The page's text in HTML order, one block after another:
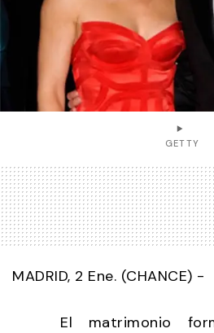
GETTY
MADRID, 2 Ene. (CHANCE) -
El matrimonio